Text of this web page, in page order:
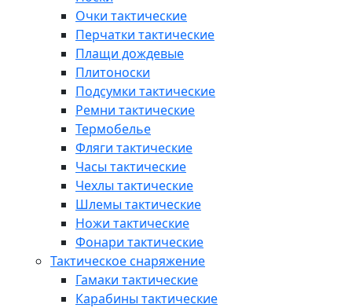
Очки тактические
Перчатки тактические
Плащи дождевые
Плитоноски
Подсумки тактические
Ремни тактические
Термобелье
Фляги тактические
Часы тактические
Чехлы тактические
Шлемы тактические
Ножи тактические
Фонари тактические
Тактическое снаряжение
Гамаки тактические
Карабины тактические